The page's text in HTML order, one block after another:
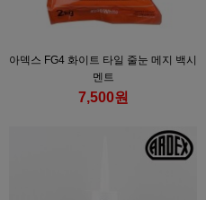
아덱스 FG4 화이트 타일 줄눈 메지 백시
멘트
7,500원